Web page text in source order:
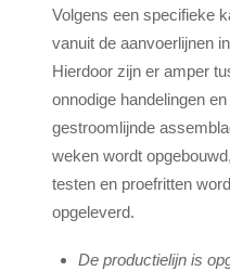
Volgens een specifieke
vanuit de aanvoerlijnen
Hierdoor zijn er amper
onnodige handelingen
gestroomlijnde
weken wordt
testen en proefritten
opgeleverd.
De productielijn is